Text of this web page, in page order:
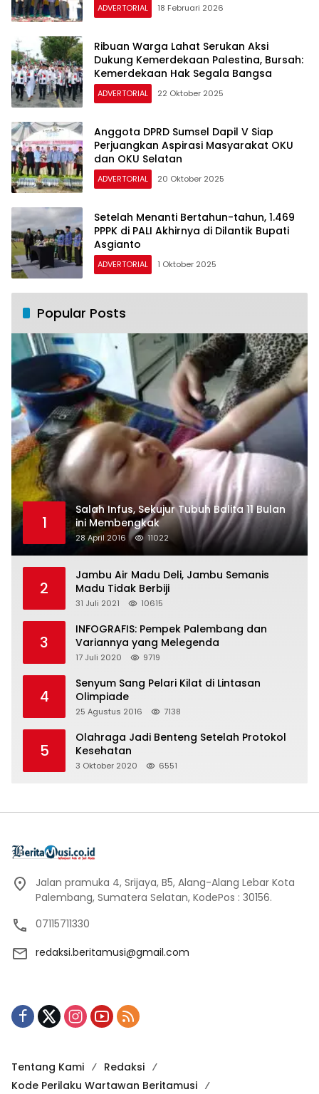
ADVERTORIAL 18 Februari 2026
Ribuan Warga Lahat Serukan Aksi
Dukung Kemerdekaan Palestina, Bursah:
Kemerdekaan Hak Segala Bangsa
ADVERTORIAL 22 Oktober 2025
Anggota DPRD Sumsel Dapil V Siap
Perjuangkan Aspirasi Masyarakat OKU
dan OKU Selatan
ADVERTORIAL 20 Oktober 2025
Setelah Menanti Bertahun-tahun, 1.469
PPPK di PALI Akhirnya di Dilantik Bupati
Asgianto
ADVERTORIAL 1 Oktober 2025
Popular Posts
1
Salah Infus, Sekujur Tubuh Balita 11 Bulan
ini Membengkak
28 April 2016 11022
2
Jambu Air Madu Deli, Jambu Semanis
Madu Tidak Berbiji
31 Juli 2021 10615
3
INFOGRAFIS: Pempek Palembang dan
Variannya yang Melegenda
17 Juli 2020 9719
4
Senyum Sang Pelari Kilat di Lintasan
Olimpiade
25 Agustus 2016 7138
5
Olahraga Jadi Benteng Setelah Protokol
Kesehatan
3 Oktober 2020 6551
Jalan pramuka 4, Srijaya, B5, Alang-Alang Lebar Kota
Palembang, Sumatera Selatan, KodePos : 30156.
07115711330
redaksi.beritamusi@gmail.com
Tentang Kami
Redaksi
Kode Perilaku Wartawan Beritamusi